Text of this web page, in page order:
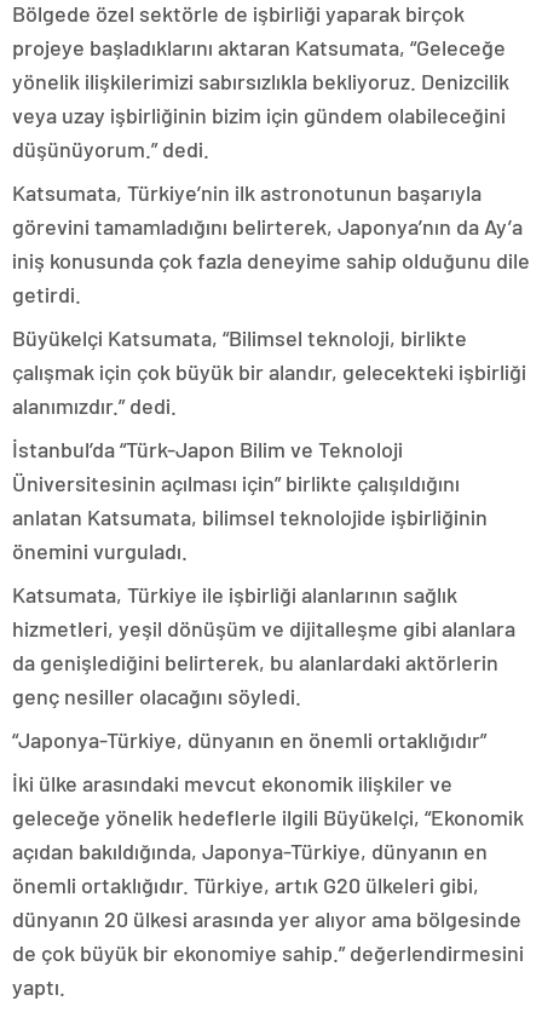
Bölgede özel sektörle de işbirliği yaparak birçok
projeye başladıklarını aktaran Katsumata, “Geleceğe
yönelik ilişkilerimizi sabırsızlıkla bekliyoruz. Denizcilik
veya uzay işbirliğinin bizim için gündem olabileceğini
düşünüyorum.” dedi.
Katsumata, Türkiye’nin ilk astronotunun başarıyla
görevini tamamladığını belirterek, Japonya’nın da Ay’a
iniş konusunda çok fazla deneyime sahip olduğunu dile
getirdi.
Büyükelçi Katsumata, “Bilimsel teknoloji, birlikte
çalışmak için çok büyük bir alandır, gelecekteki işbirliği
alanımızdır.” dedi.
İstanbul’da “Türk-Japon Bilim ve Teknoloji
Üniversitesinin açılması için” birlikte çalışıldığını
anlatan Katsumata, bilimsel teknolojide işbirliğinin
önemini vurguladı.
Katsumata, Türkiye ile işbirliği alanlarının sağlık
hizmetleri, yeşil dönüşüm ve dijitalleşme gibi alanlara
da genişlediğini belirterek, bu alanlardaki aktörlerin
genç nesiller olacağını söyledi.
“Japonya-Türkiye, dünyanın en önemli ortaklığıdır”
İki ülke arasındaki mevcut ekonomik ilişkiler ve
geleceğe yönelik hedeflerle ilgili Büyükelçi, “Ekonomik
açıdan bakıldığında, Japonya-Türkiye, dünyanın en
önemli ortaklığıdır. Türkiye, artık G20 ülkeleri gibi,
dünyanın 20 ülkesi arasında yer alıyor ama bölgesinde
de çok büyük bir ekonomiye sahip.” değerlendirmesini
yaptı.